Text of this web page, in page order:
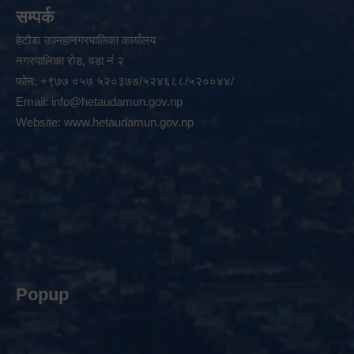
सम्पर्क
हेटौडा उपमहानगरपालिका कार्यालय
नगरपालिका रोड, वडा नं २
फोन: +९७७ ०५७ ५२०३७७/५२४६८८/५२००४४/
Email: info@hetaudamun.gov.np
Website: www.hetaudamun.gov.np
Popup